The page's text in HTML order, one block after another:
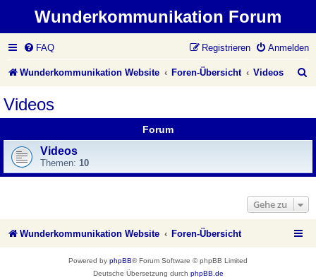
Wunderkommunikation Forum
FAQ Anmelden
Registrieren
Wunderkommunikation Website Foren-Übersicht Videos
Videos
Forum
Videos
Themen: 10
Gehe zu
Wunderkommunikation Website Foren-Übersicht
Powered by phpBB® Forum Software © phpBB Limited
Deutsche Übersetzung durch phpBB.de